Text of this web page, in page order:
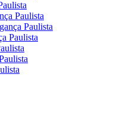
Paulista
Paulista
Paulista